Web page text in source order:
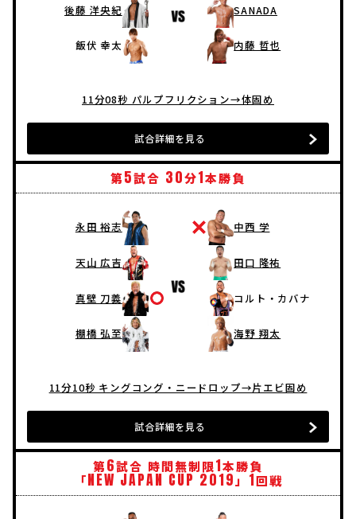
後藤 洋央紀
飯伏 幸太
SANADA
内藤 哲也
11分08秒 パルプフリクション→体固め
試合詳細を見る
第5試合 30分1本勝負
永田 裕志
天山 広吉
真壁 刀義
棚橋 弘至
中西 学
田口 隆祐
コルト・カバナ
海野 翔太
11分10秒 キングコング・ニードロップ→片エビ固め
試合詳細を見る
第6試合 時間無制限1本勝負
「NEW JAPAN CUP 2019」 1回戦